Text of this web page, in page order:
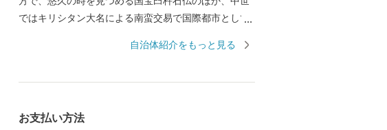
ではキリシタン大名による南蛮交易で国際都市として
化薫る城下町でもあります。 伝統を大切にする臼杵人
自治体紹介をもっと見る
お支払い方法